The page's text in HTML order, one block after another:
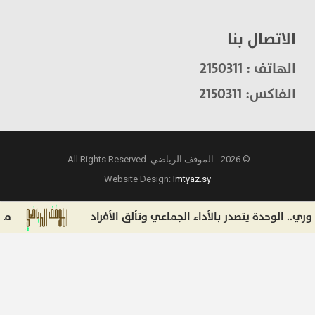
الاتصال بنا
الهاتف : 2150311
الفاكس: 2150311
© 2026 - الموقف الرياضي. All Rights Reserved.
Website Design:Imtyaz.sy
يتصدر بالأداء الجماعي وتألق الأفراد من